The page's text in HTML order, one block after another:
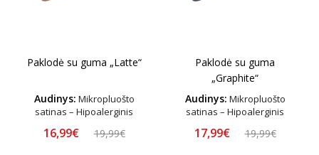
Paklodė su guma „Latte“
Audinys: Mikropluošto
satinas – Hipoalerginis
16,99€ 19,99€
Paklodė su guma
„Graphite“
Audinys: Mikropluošto
satinas – Hipoalerginis
17,99€ 19,99€